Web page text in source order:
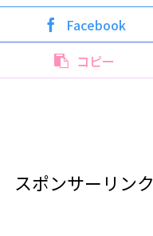
Facebook
コピー
スポンサーリンク